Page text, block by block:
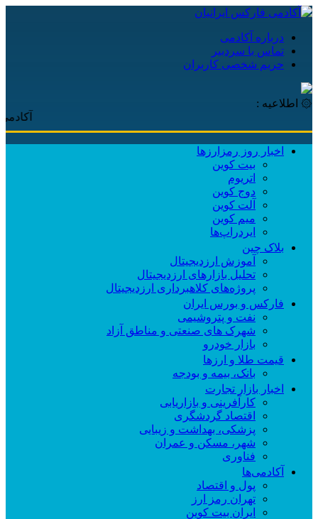
درباره آکادمی
تماس با سردبیر
حریم شخصی کاربران
۞ اطلاعیه :
آکادمی
اخبار روز رمزارزها
بیت کوین
اتریوم
دوج کوین
آلت کوین
میم کوین‌
ایردراپ‌ها
بلاک چین
آموزش ارزدیجیتال
تحلیل بازارهای ارزدیجیتال
پروژه‌های کلاهبرداری ارزدیجیتال
فارکس و بورس ایران
نفت و پتروشیمی
شهرک های صنعتی و مناطق آزاد
بازار خودرو
قیمت طلا و ارزها
بانک، بیمه و بودجه
اخبار بازار تجارت
کارآفرینی و بازاریابی
اقتصاد گردشگری
پزشکی، بهداشت و زیبایی
شهر، مسکن و عمران
فناوری
آکادمی‌ها
پول و اقتصاد
تهران رمز ارز
ایران بیت کوین